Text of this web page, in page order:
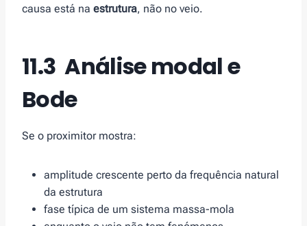
causa está na estrutura, não no veio.
11.3 Análise modal e
Bode
Se o proximitor mostra:
amplitude crescente perto da frequência natural
da estrutura
fase típica de um sistema massa-mola